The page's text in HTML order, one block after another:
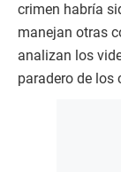
crimen habría
manejan otras
analizan los
paradero de los